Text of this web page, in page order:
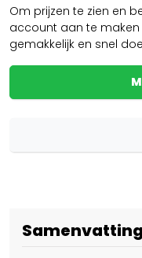
Om prijzen te zien en
account aan te maken
gemakkelijk en snel
Samenvatting